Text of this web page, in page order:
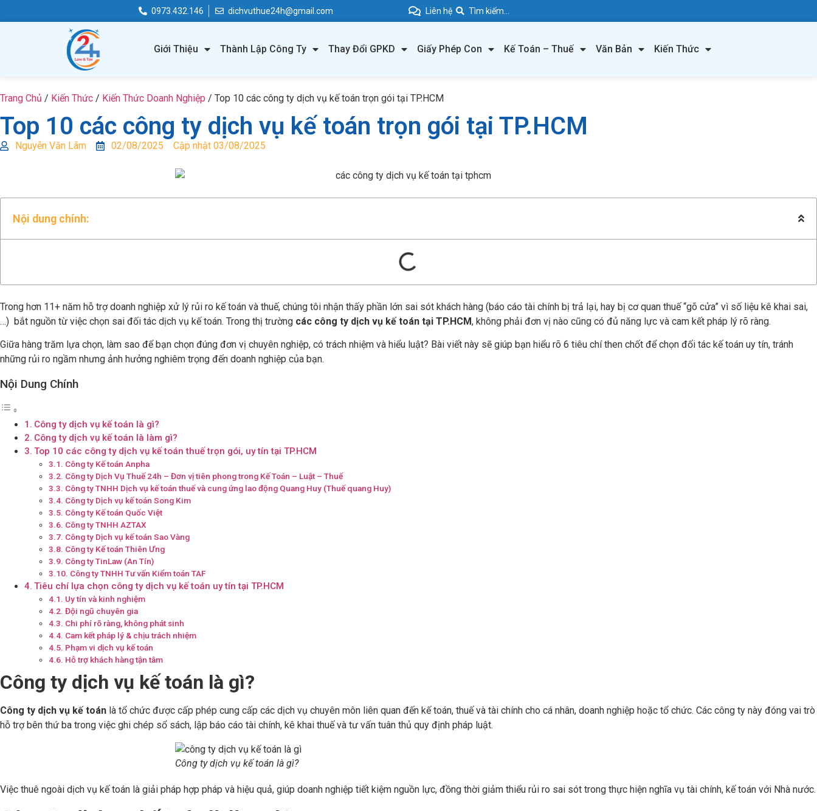
0973.432.146 dichvuthue24h@gmail.com Liên hệ
Giới Thiệu Thành Lập Công Ty Thay Đổi GPKD Giấy Phép Con Kế Toán – Thuế Văn Bản Kiến Thức
Trang Chủ / Kiến Thức / Kiến Thức Doanh Nghiệp / Top 10 các công ty dịch vụ kế toán trọn gói tại TP.HCM
Top 10 các công ty dịch vụ kế toán trọn gói tại TP.HCM
Nguyễn Văn Lãm 02/08/2025 Cập nhật 03/08/2025
Nội dung chính:
Trong hơn 11+ năm hỗ trợ doanh nghiệp xử lý rủi ro kế toán và thuế, chúng tôi nhận thấy phần lớn sai sót khách hàng (báo cáo tài chính bị trả lại, hay bị cơ quan thuế “gõ cửa” vì số liệu kê khai sai,
…) bắt nguồn từ việc chọn sai đối tác dịch vụ kế toán. Trong thị trường các công ty dịch vụ kế toán tại TP.HCM, không phải đơn vị nào cũng có đủ năng lực và cam kết pháp lý rõ ràng.
Giữa hàng trăm lựa chọn, làm sao để bạn chọn đúng đơn vị chuyên nghiệp, có trách nhiệm và hiểu luật? Bài viết này sẽ giúp bạn hiểu rõ 6 tiêu chí then chốt để chọn đối tác kế toán uy tín, tránh
những rủi ro ngầm nhưng ảnh hưởng nghiêm trọng đến doanh nghiệp của bạn.
Nội Dung Chính
Công ty dịch vụ kế toán là gì?
Công ty dịch vụ kế toán là làm gì?
Top 10 các công ty dịch vụ kế toán thuế trọn gói, uy tín tại TP.HCM
Công ty Kế toán Anpha
Công ty Dịch Vụ Thuế 24h – Đơn vị tiên phong trong Kế Toán – Luật – Thuế
Công ty TNHH Dịch vụ kế toán thuế và cung ứng lao động Quang Huy (Thuế quang Huy)
Công ty Dịch vụ kế toán Song Kim
Công ty Kế toán Quốc Việt
Công ty TNHH AZTAX
Công ty Dịch vụ kế toán Sao Vàng
Công ty Kế toán Thiên Ưng
Công ty TinLaw (An Tín)
Công ty TNHH Tư vấn Kiểm toán TAF
Tiêu chí lựa chọn công ty dịch vụ kế toán uy tín tại TP.HCM
Uy tín và kinh nghiệm
Đội ngũ chuyên gia
Chi phí rõ ràng, không phát sinh
Cam kết pháp lý & chịu trách nhiệm
Phạm vi dịch vụ kế toán
Hỗ trợ khách hàng tận tâm
Công ty dịch vụ kế toán là gì?
Công ty dịch vụ kế toán là tổ chức được cấp phép cung cấp các dịch vụ chuyên môn liên quan đến kế toán, thuế và tài chính cho cá nhân, doanh nghiệp hoặc tổ chức. Các công ty này đóng vai trò
hỗ trợ bên thứ ba trong việc ghi chép sổ sách, lập báo cáo tài chính, kê khai thuế và tư vấn tuân thủ quy định pháp luật.
Công ty dịch vụ kế toán là gì?
Việc thuê ngoài dịch vụ kế toán là giải pháp hợp pháp và hiệu quả, giúp doanh nghiệp tiết kiệm nguồn lực, đồng thời giảm thiểu rủi ro sai sót trong thực hiện nghĩa vụ tài chính, kế toán với Nhà nước.